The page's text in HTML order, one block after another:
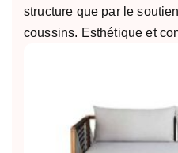
structure que par le
coussins. Esthétique et